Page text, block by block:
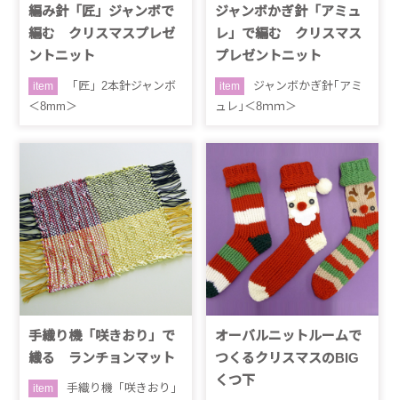
編み針「匠」ジャンボで
編む クリスマスプレゼ
ントニット
item
「匠」2本針ジャンボ
＜8mm＞
ジャンボかぎ針「アミュ
レ」で編む クリスマス
プレゼントニット
item
ジャンボかぎ針｢アミ
ュレ｣＜8ｍｍ＞
手織り機「咲きおり」で
織る ランチョンマット
item
手織り機「咲きおり」
オーバルニットルームで
つくるクリスマスのBIG
くつ下